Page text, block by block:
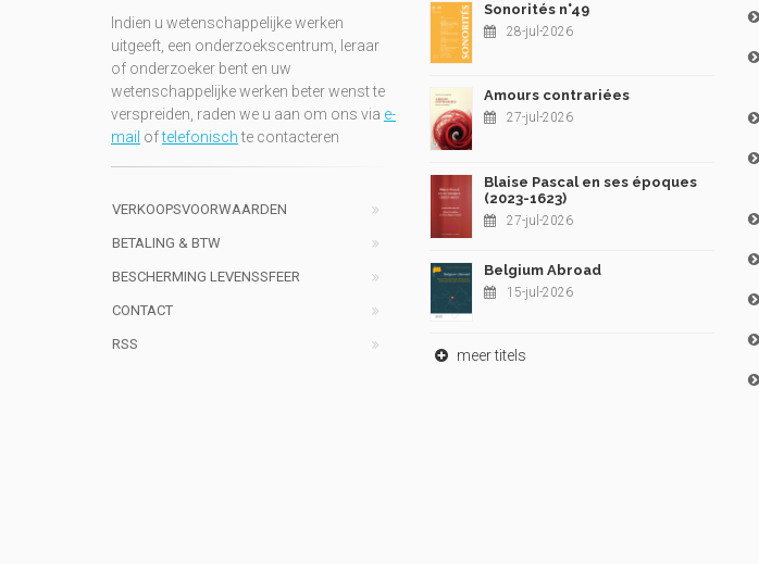
Indien u wetenschappelijke werken
uitgeeft, een onderzoekscentrum, leraar
of onderzoeker bent en uw
wetenschappelijke werken beter wenst te
verspreiden, raden we u aan om ons via e-
mail oftelefonischte contacteren
VERKOOPSVOORWAARDEN
BETALING & BTW
BESCHERMING LEVENSSFEER
CONTACT
RSS
Sonorités n°49
28-jul-2026
Amours contrariées
27-jul-2026
Blaise Pascal en ses époques
(2023-1623)
27-jul-2026
Belgium Abroad
15-jul-2026
meer titels